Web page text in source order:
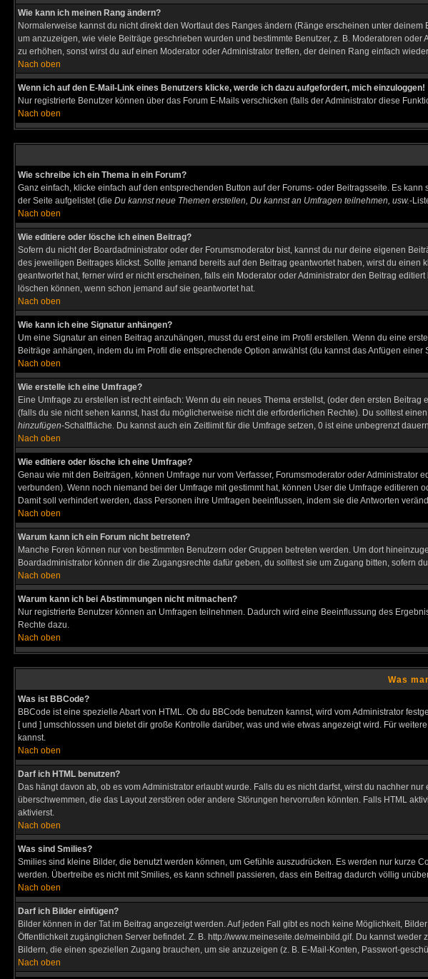
Wie kann ich meinen Rang ändern?
Normalerweise kannst du nicht direkt den Wortlaut des Ranges ändern (Ränge erscheinen unter
um anzuzeigen, wie viele Beiträge geschrieben wurden und bestimmte Benutzer, z. B. Moderatoren
zu erhöhen, sonst wirst du auf einen Moderator oder Administrator treffen, der deinen Rang einfach
Nach oben
Wenn ich auf den E-Mail-Link eines Benutzers klicke, werde ich dazu aufgefordert, mich einzuloggen!
Nur registrierte Benutzer können über das Forum E-Mails verschicken (falls der Administrator diese
Nach oben
Wie schreibe ich ein Thema in ein Forum?
Ganz einfach, klicke einfach auf den entsprechenden Button auf der Forums- oder Beitragsseite. Es
der Seite aufgelistet (die Du kannst neue Themen erstellen, Du kannst an Umfragen teilnehmen, usw.-
Nach oben
Wie editiere oder lösche ich einen Beitrag?
Sofern du nicht der Boardadministrator oder der Forumsmoderator bist, kannst du nur deine eigenen
des jeweiligen Beitrages klickst. Sollte jemand bereits auf den Beitrag geantwortet haben, wirst du
geantwortet hat, ferner wird er nicht erscheinen, falls ein Moderator oder Administrator den Beitrag
löschen können, wenn schon jemand auf sie geantwortet hat.
Nach oben
Wie kann ich eine Signatur anhängen?
Um eine Signatur an einen Beitrag anzuhängen, musst du erst eine im Profil erstellen. Wenn du eine
Beiträge anhängen, indem du im Profil die entsprechende Option anwählst (du kannst das Anfügen
Nach oben
Wie erstelle ich eine Umfrage?
Eine Umfrage zu erstellen ist recht einfach: Wenn du ein neues Thema erstellst, (oder den ersten
(falls du sie nicht sehen kannst, hast du möglicherweise nicht die erforderlichen Rechte). Du solltest
hinzufügen-Schaltfläche. Du kannst auch ein Zeitlimit für die Umfrage setzen, 0 ist eine unbegrenzt
Nach oben
Wie editiere oder lösche ich eine Umfrage?
Genau wie mit den Beiträgen, können Umfrage nur vom Verfasser, Forumsmoderator oder
verbunden). Wenn noch niemand bei der Umfrage mit gestimmt hat, können User die Umfrage
Damit soll verhindert werden, dass Personen ihre Umfragen beeinflussen, indem sie die Antworten
Nach oben
Warum kann ich ein Forum nicht betreten?
Manche Foren können nur von bestimmten Benutzern oder Gruppen betreten werden. Um dort
Boardadministrator können dir die Zugangsrechte dafür geben, du solltest sie um Zugang bitten, sofern
Nach oben
Warum kann ich bei Abstimmungen nicht mitmachen?
Nur registrierte Benutzer können an Umfragen teilnehmen. Dadurch wird eine Beeinflussung des
Rechte dazu.
Nach oben
Was
Was ist BBCode?
BBCode ist eine spezielle Abart von HTML. Ob du BBCode benutzen kannst, wird vom Administrator
[ und ] umschlossen und bietet dir große Kontrolle darüber, was und wie etwas angezeigt wird. Für
kannst.
Nach oben
Darf ich HTML benutzen?
Das hängt davon ab, ob es vom Administrator erlaubt wurde. Falls du es nicht darfst, wirst du nachher
überschwemmen, die das Layout zerstören oder andere Störungen hervorrufen könnten. Falls HTML
aktivierst.
Nach oben
Was sind Smilies?
Smilies sind kleine Bilder, die benutzt werden können, um Gefühle auszudrücken. Es werden nur kurze
werden. Übertreibe es nicht mit Smilies, es kann schnell passieren, dass ein Beitrag dadurch völlig
Nach oben
Darf ich Bilder einfügen?
Bilder können in der Tat im Beitrag angezeigt werden. Auf jeden Fall gibt es noch keine Möglichkeit,
Öffentlichkeit zugänglichen Server befindet. Z. B. http://www.meineseite.de/meinbild.gif. Du kannst
Bildern, die einen speziellen Zugang brauchen, um sie anzuzeigen (z. B. E-Mail-Konten, Passwort-
Nach oben